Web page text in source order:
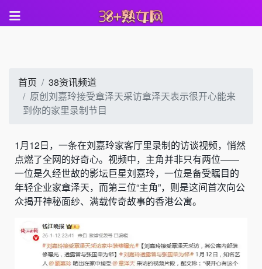
首页
38资讯频道
原创刘嘉玲接受章泽天采访章泽天表示很开心能来
到你的家里录制节目
1月12日，一条在刘嘉玲家客厅里录制的访谈视频，悄然
点燃了全网的好奇心。视频中，主角并非只有两位——
一位是久经世故的影坛巨星刘嘉玲，一位是备受瞩目的
年轻企业家章泽天，而第三位“主角”，则是这间首次向公
众揭开神秘面纱、满载传奇故事的香港公寓。